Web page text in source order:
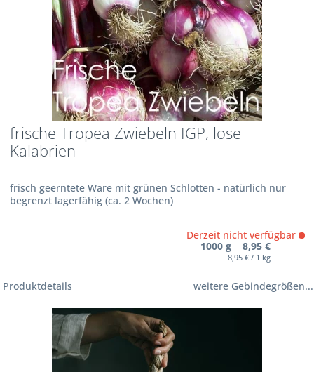
frische Tropea Zwiebeln IGP, lose -
Kalabrien
frisch geerntete Ware mit grünen Schlotten - natürlich nur
begrenzt lagerfähig (ca. 2 Wochen)
Derzeit nicht verfügbar
1000 g 8,95 €
8,95 € / 1 kg
Produktdetails weitere Gebindegrößen...